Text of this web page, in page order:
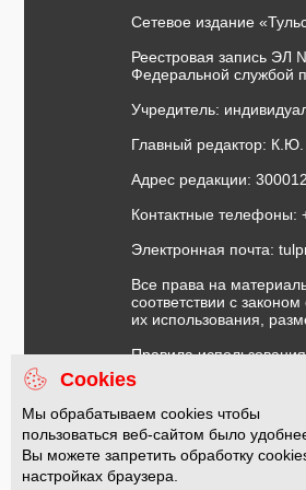
Сетевое издание
Реестровая запись ЭЛ
Федеральной службой
Учредитель:
Главный редактор: К.Ю.
Адрес редакции:
Контактные телефоны:
Электронная почта:
Все права на
соответствии с
их использования,
Правила
Договор публичной
На информационном
предоставления
предпочтениям
Правила применения
Политика в отношении
Cookies
Мы обрабатываем cookies чтобы
пользоваться веб-сайтом было
Вы можете запретить обработку
настройках браузера.